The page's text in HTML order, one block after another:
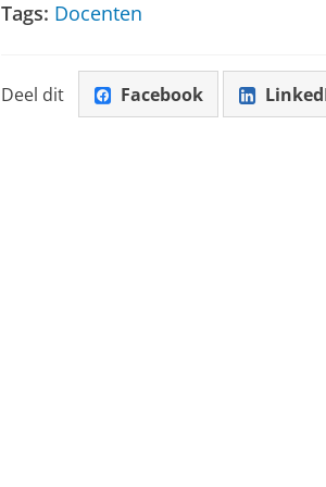
Tags: Docenten
Deel dit Facebook